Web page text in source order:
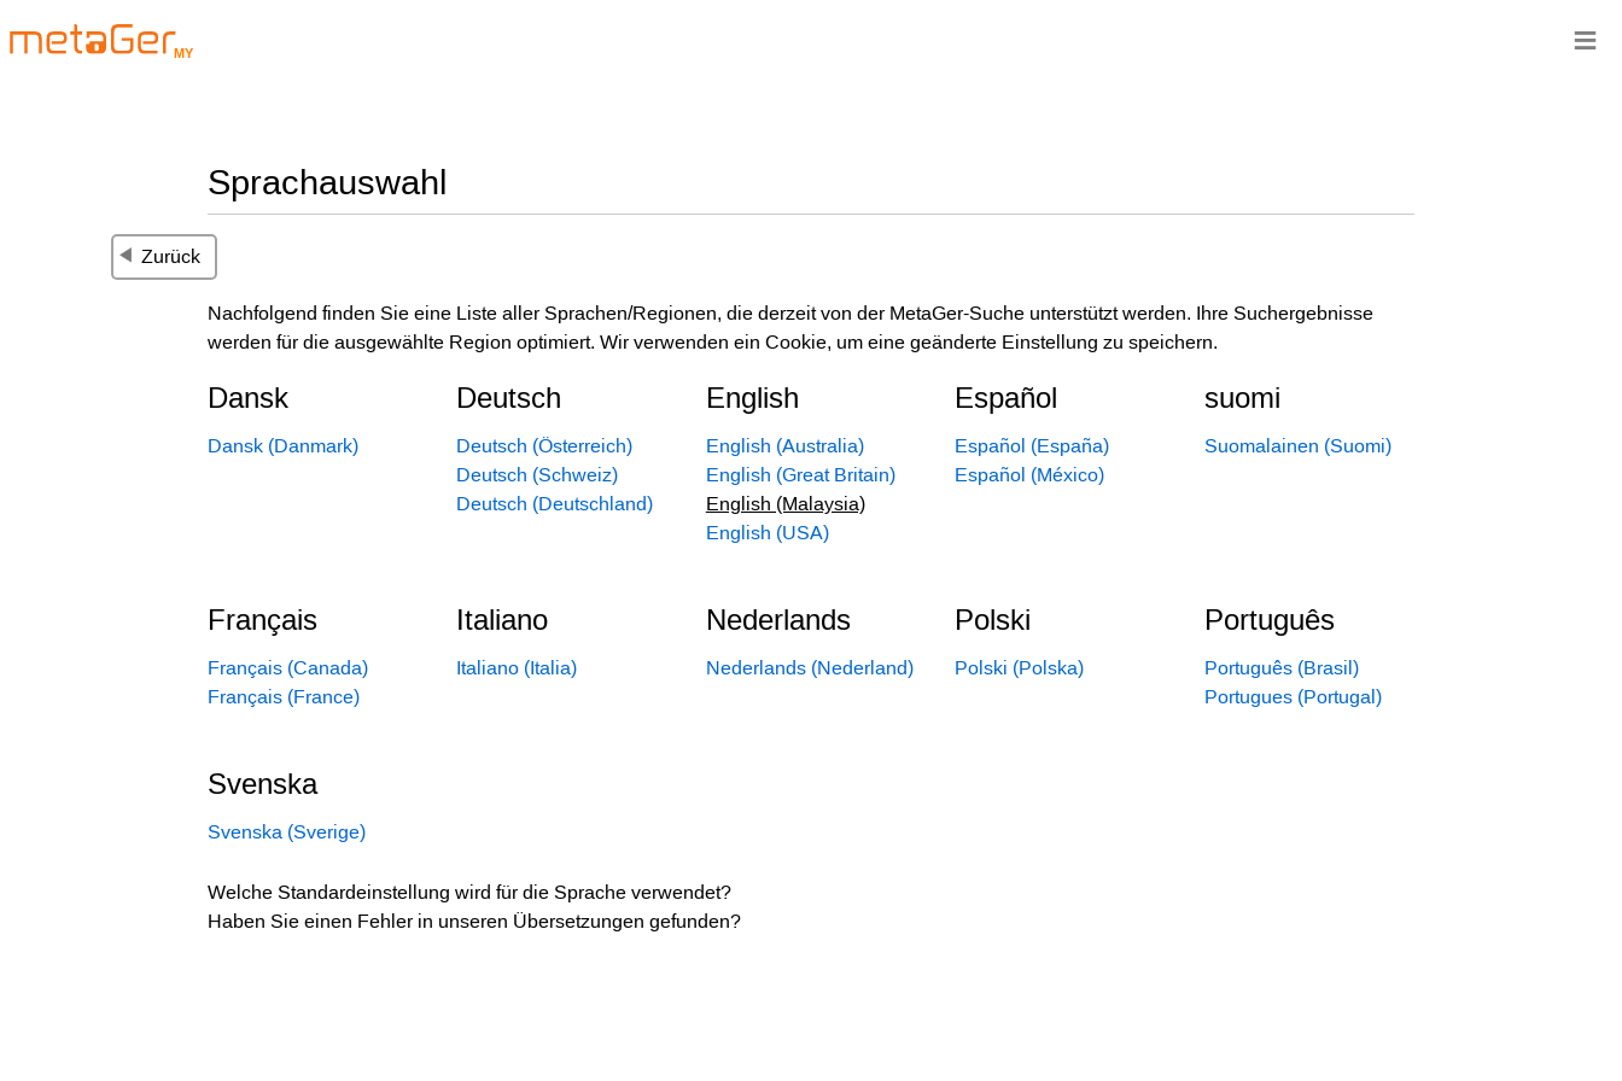
MY
Sprachauswahl
Zurück
Nachfolgend finden Sie eine Liste aller Sprachen/Regionen, die derzeit von der MetaGer-Suche unterstützt werden. Ihre Suchergebnisse
werden für die ausgewählte Region optimiert. Wir verwenden ein Cookie, um eine geänderte Einstellung zu speichern.
Dansk
Dansk (Danmark)
Deutsch
Deutsch (Österreich)
Deutsch (Schweiz)
Deutsch (Deutschland)
English
English (Australia)
English (Great Britain)
English (Malaysia)
English (USA)
Español
Español (España)
Español (México)
suomi
Suomalainen (Suomi)
Français
Français (Canada)
Français (France)
Italiano
Italiano (Italia)
Nederlands
Nederlands (Nederland)
Polski
Polski (Polska)
Português
Português (Brasil)
Portugues (Portugal)
Svenska
Svenska (Sverige)
Welche Standardeinstellung wird für die Sprache verwendet?
Haben Sie einen Fehler in unseren Übersetzungen gefunden?
≡